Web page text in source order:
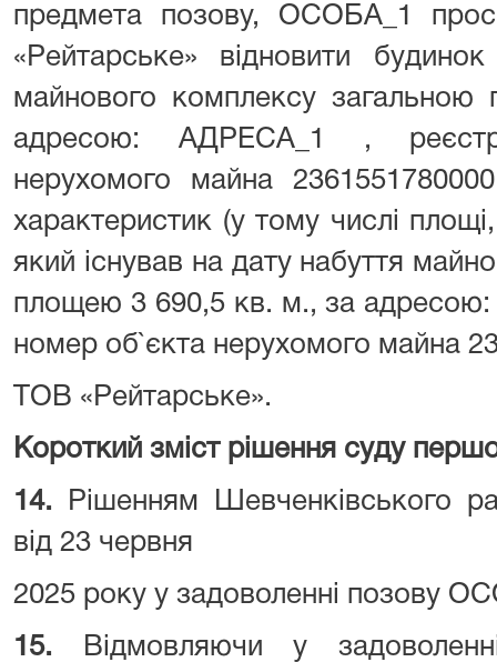
предмета позову, ОСОБА_1
«Рейтарське» відновити
майнового комплексу
адресою: АДРЕСА_1 ,
нерухомого майна
характеристик (у тому числі
який існував на дату набуття
площею 3 690,5 кв. м., за
номер об`єкта нерухомого майна
ТОВ «Рейтарське».
Короткий зміст рішення суду першої
14.
Рішенням Шевченківського
від 23 червня
2025 року у задоволенні позову
15.
Відмовляючи у